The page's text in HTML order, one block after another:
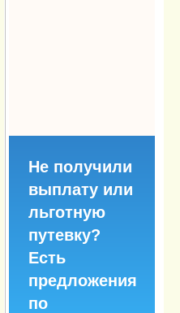
Не получили
выплату или
льготную
путевку?
Есть
предложения
по